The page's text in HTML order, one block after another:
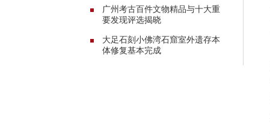
广州考古百件文物精品与十大重
要发现评选揭晓
大足石刻小佛湾石窟室外遗存本
体修复基本完成